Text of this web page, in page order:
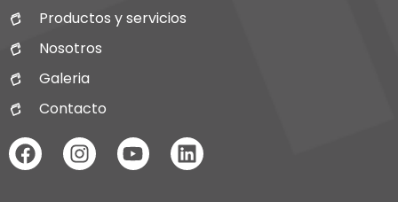
Productos y servicios
Nosotros
Galeria
Contacto